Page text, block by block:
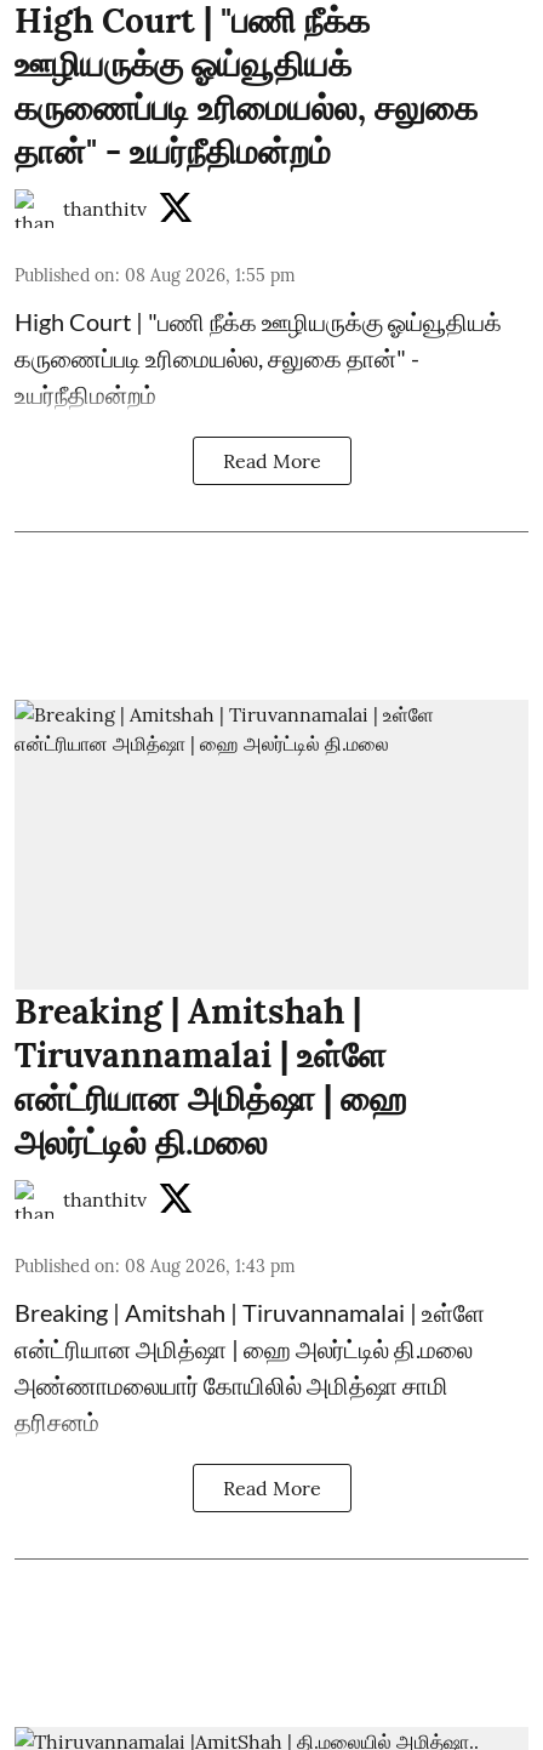
High Court | "பணி நீக்க
ஊழியருக்கு ஓய்வூதியக்
கருணைப்படி உரிமையல்ல, சலுகை
தான்" - உயர்நீதிமன்றம்
thanthitv
Published on: 08 Aug 2026, 1:55 pm
High Court | "பணி நீக்க ஊழியருக்கு ஓய்வூதியக்
கருணைப்படி உரிமையல்ல, சலுகை தான்" -
உயர்நீதிமன்றம்
Read More
Breaking | Amitshah |
Tiruvannamalai | உள்ளே
என்ட்ரியான அமித்ஷா | ஹை
அலர்ட்டில் தி.மலை
thanthitv
Published on: 08 Aug 2026, 1:43 pm
Breaking | Amitshah | Tiruvannamalai | உள்ளே
என்ட்ரியான அமித்ஷா | ஹை அலர்ட்டில் தி.மலை
அண்ணாமலையார் கோயிலில் அமித்ஷா சாமி
தரிசனம்
Read More